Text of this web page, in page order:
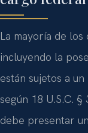
La mayoría de
incluyendo la
están sujetos a
según 18 U.S.C.
debe presentar